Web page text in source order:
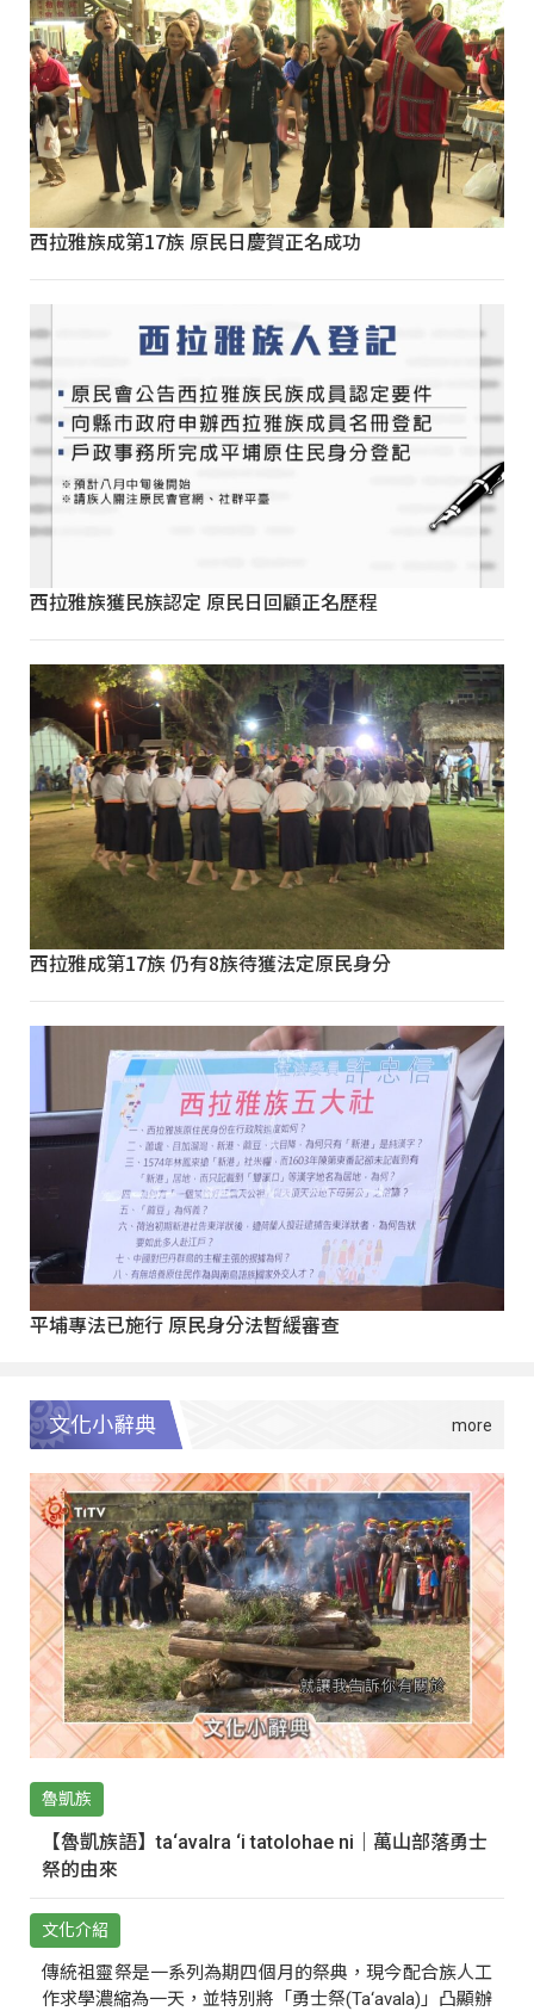
西拉雅族成第17族 原民日慶賀正名成功
西拉雅族獲民族認定 原民日回顧正名歷程
西拉雅成第17族 仍有8族待獲法定原民身分
平埔專法已施行 原民身分法暫緩審查
文化小辭典
魯凱族
【魯凱族語】ta‘avalra ‘i tatolohae ni｜萬山部落勇士
祭的由來
文化介紹
傳統祖靈祭是一系列為期四個月的祭典，現今配合族人工
作求學濃縮為一天，並特別將「勇士祭(Ta‘avala)」凸顯辦